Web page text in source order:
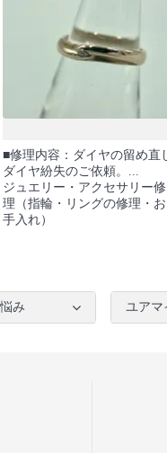
■修理内容：ダイヤの留め直
ダイヤ紛失のご依頼。...
ジュエリー・アクセサリー修
理（指輪・リングの修理・お
手入れ）
み ユアマ